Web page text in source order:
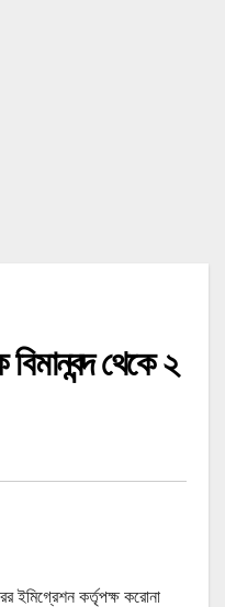
থেকে ২
ইমিগ্রেশন কর্তৃপক্ষ করোনা